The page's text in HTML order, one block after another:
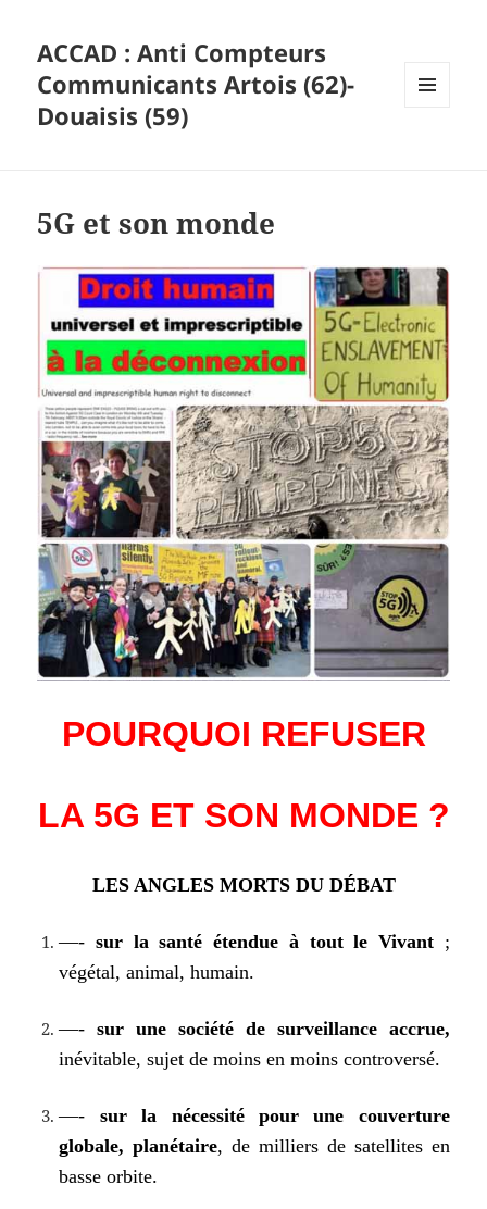
ACCAD : Anti Compteurs
Communicants Artois (62)-
Douaisis (59)
5G et son monde
POURQUOI REFUSER
LA 5G ET SON MONDE ?
LES ANGLES MORTS DU DÉBAT
—-sur la santé étendue à tout le Vivant ;
végétal, animal, humain.
—-sur une société de surveillance accrue,
inévitable, sujet de moins en moins controversé.
—- sur la nécessité pour une couverture
globale, planétaire, de milliers de satellites en
basse orbite.